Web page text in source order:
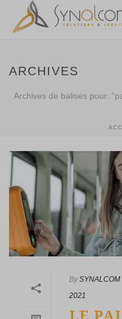
ARCHIVES
Archives de balises pour:
By SYNALCOM
2021